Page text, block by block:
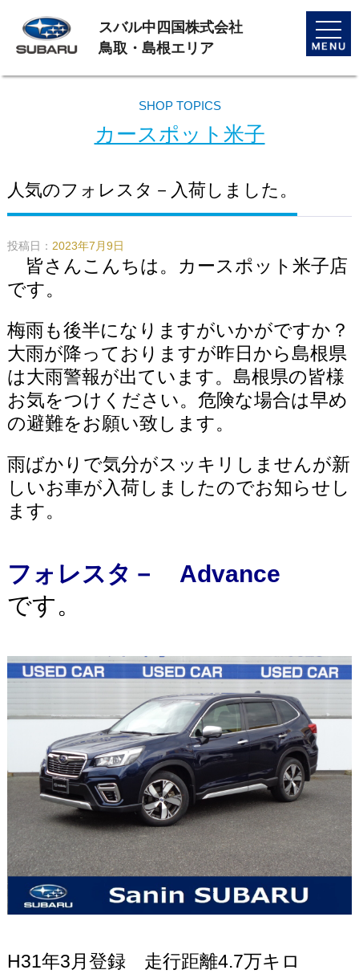
toggle
スバル中四国株式会社
鳥取・島根エリア
SHOP TOPICS
カースポット米子
人気のフォレスタ－入荷しました。
投稿日： 2023年7月9日
皆さんこんちは。カースポット米子店
です。
梅雨も後半になりますがいかがですか？
大雨が降っておりますが昨日から島根県
は大雨警報が出ています。島根県の皆様
お気をつけください。危険な場合は早め
の避難をお願い致します。
雨ばかりで気分がスッキリしませんが新
しいお車が入荷しましたのでお知らせし
ます。
フォレスタ－ Advance
です。
H31年3月登録 走行距離4.7万キロ